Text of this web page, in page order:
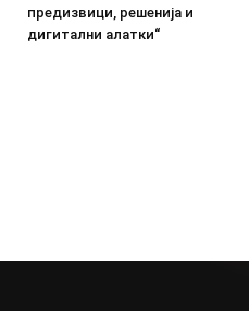
предизвици, решенија и
дигитални алатки“